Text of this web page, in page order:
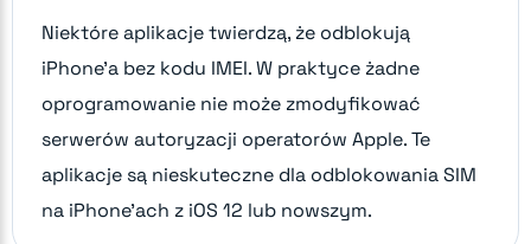
Niektóre aplikacje twierdzą, że odblokują
iPhone'a bez kodu IMEI. W praktyce żadne
oprogramowanie nie może zmodyfikować
serwerów autoryzacji operatorów Apple. Te
aplikacje są nieskuteczne dla odblokowania SIM
na iPhone'ach z iOS 12 lub nowszym.